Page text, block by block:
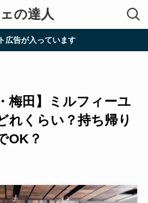
の達人
広告が入っています
梅田】ミルフィーユ
れくらい？持ち帰り
OK？